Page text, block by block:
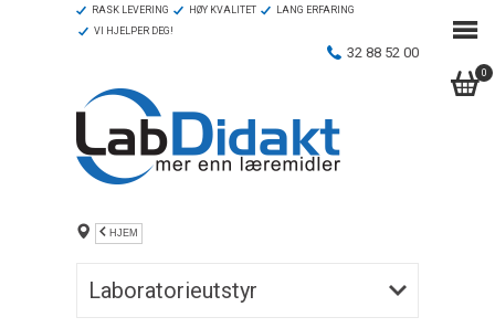
0
RASK LEVERING HØY KVALITET
LANG ERFARING
VI HJELPER DEG!
32 88 52 00
HJEM
Laboratorieutstyr